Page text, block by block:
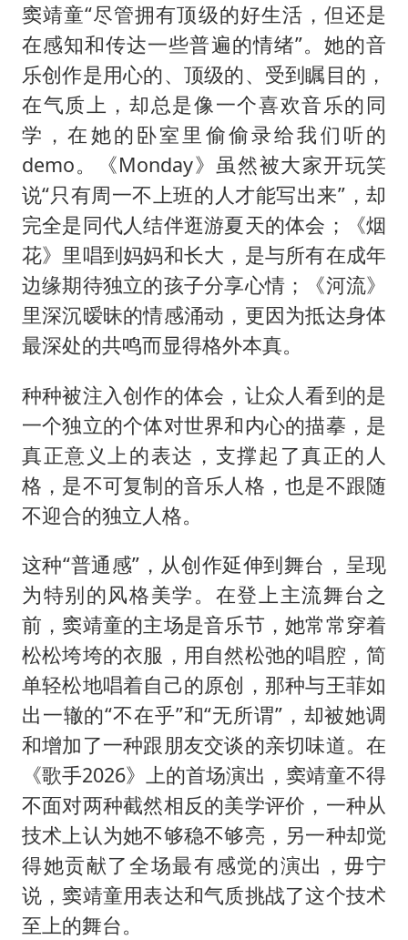
窦靖童“尽管拥有顶级的好生活，但还是
在感知和传达一些普遍的情绪”。她的音
乐创作是用心的、顶级的、受到瞩目的，
在气质上，却总是像一个喜欢音乐的同
学，在她的卧室里偷偷录给我们听的
demo。《Monday》虽然被大家开玩笑
说“只有周一不上班的人才能写出来”，却
完全是同代人结伴逛游夏天的体会；《烟
花》里唱到妈妈和长大，是与所有在成年
边缘期待独立的孩子分享心情；《河流》
里深沉暧昧的情感涌动，更因为抵达身体
最深处的共鸣而显得格外本真。
种种被注入创作的体会，让众人看到的是
一个独立的个体对世界和内心的描摹，是
真正意义上的表达，支撑起了真正的人
格，是不可复制的音乐人格，也是不跟随
不迎合的独立人格。
这种“普通感”，从创作延伸到舞台，呈现
为特别的风格美学。在登上主流舞台之
前，窦靖童的主场是音乐节，她常常穿着
松松垮垮的衣服，用自然松弛的唱腔，简
单轻松地唱着自己的原创，那种与王菲如
出一辙的“不在乎”和“无所谓”，却被她调
和增加了一种跟朋友交谈的亲切味道。在
《歌手2026》上的首场演出，窦靖童不得
不面对两种截然相反的美学评价，一种从
技术上认为她不够稳不够亮，另一种却觉
得她贡献了全场最有感觉的演出，毋宁
说，窦靖童用表达和气质挑战了这个技术
至上的舞台。